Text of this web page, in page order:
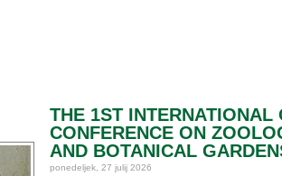
THE 1ST INTERNATIONAL
CONFERENCE ON
AND BOTANICAL
ponedeljek, 27 julij 2026